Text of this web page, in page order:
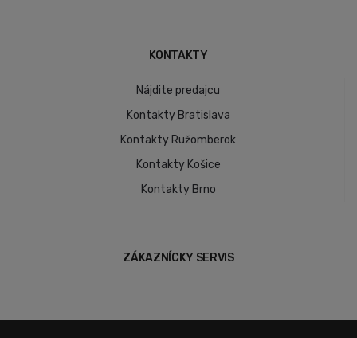
KONTAKTY
Nájdite predajcu
Kontakty Bratislava
Kontakty Ružomberok
Kontakty Košice
Kontakty Brno
ZÁKAZNÍCKY SERVIS